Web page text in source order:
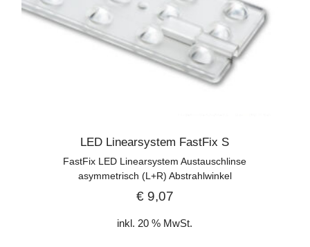
LED Linearsystem FastFix S
FastFix LED Linearsystem Austauschlinse
asymmetrisch (L+R) Abstrahlwinkel
€9,07
inkl. 20 % MwSt.